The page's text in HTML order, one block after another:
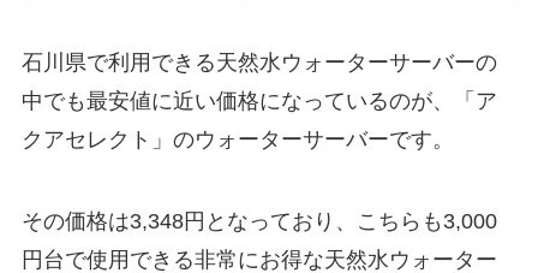
石川県で利用できる天然水ウォーターサーバーの
中でも最安値に近い価格になっているのが、「ア
クアセレクト」のウォーターサーバーです。
その価格は3,348円となっており、こちらも3,000
円台で使用できる非常にお得な天然水ウォーター